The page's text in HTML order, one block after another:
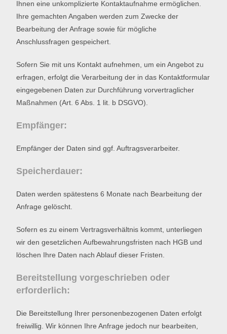
Ihnen eine unkomplizierte Kontaktaufnahme ermöglichen.
Ihre gemachten Angaben werden zum Zwecke der
Bearbeitung der Anfrage sowie für mögliche
Anschlussfragen gespeichert.
Sofern Sie mit uns Kontakt aufnehmen, um ein Angebot zu
erfragen, erfolgt die Verarbeitung der in das Kontaktformular
eingegebenen Daten zur Durchführung vorvertraglicher
Maßnahmen (Art. 6 Abs. 1 lit. b DSGVO).
Empfänger:
Empfänger der Daten sind ggf. Auftragsverarbeiter.
Speicherdauer:
Daten werden spätestens 6 Monate nach Bearbeitung der
Anfrage gelöscht.
Sofern es zu einem Vertragsverhältnis kommt, unterliegen
wir den gesetzlichen Aufbewahrungsfristen nach HGB und
löschen Ihre Daten nach Ablauf dieser Fristen.
Bereitstellung vorgeschrieben oder
erforderlich:
Die Bereitstellung Ihrer personenbezogenen Daten erfolgt
freiwillig. Wir können Ihre Anfrage jedoch nur bearbeiten,